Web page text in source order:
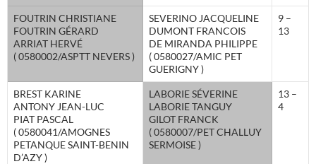
FOUTRIN CHRISTIANE
FOUTRIN GÉRARD
ARRIAT HERVÉ
( 0580002/ASPTT NEVERS )
SEVERINO JACQUELINE
DUMONT FRANCOIS
DE MIRANDA PHILIPPE
( 0580027/AMIC PET
GUERIGNY )
9 –
13
BREST KARINE
ANTONY JEAN-LUC
PIAT PASCAL
( 0580041/AMOGNES
PETANQUE SAINT-BENIN
D’AZY )
LABORIE SÉVERINE
LABORIE TANGUY
GILOT FRANCK
( 0580007/PET CHALLUY
SERMOISE )
13 –
4